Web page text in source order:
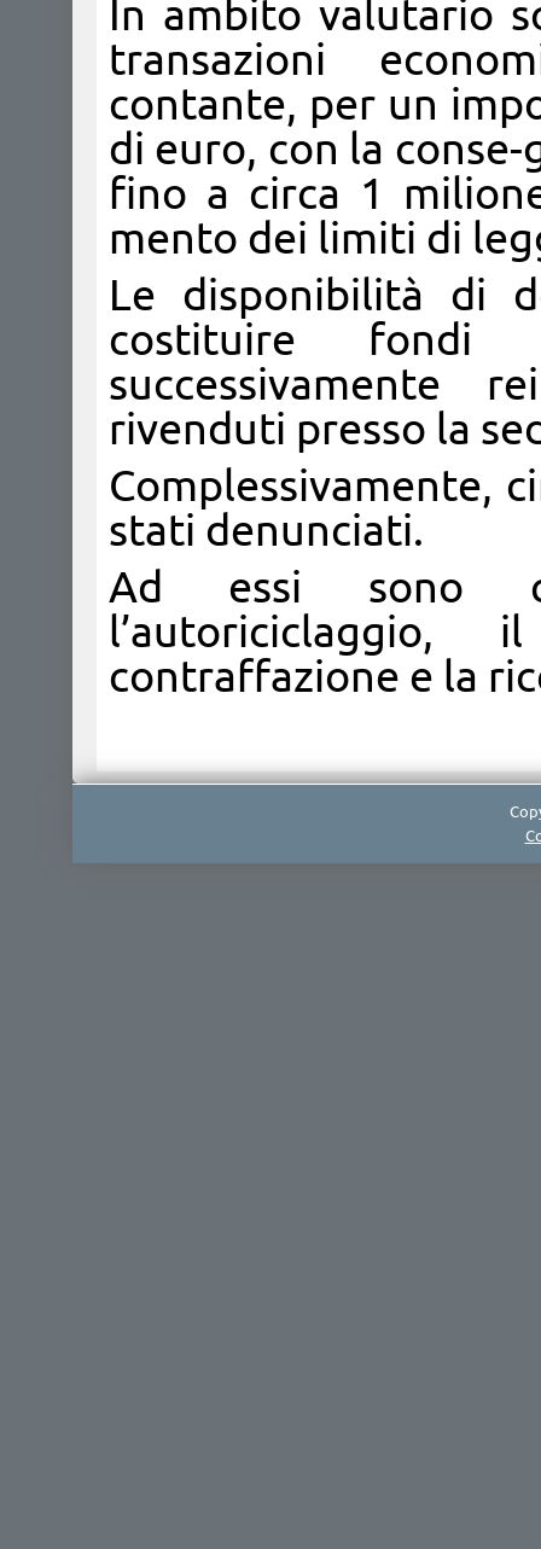
In ambito valutario
transazioni
contante, per un
di euro, con la
fino a circa 1
mento dei limiti di
Le disponibilità di
costituire
successivamente
rivenduti presso la
Complessivamente,
stati denunciati.
Ad essi sono
contraffazione e la